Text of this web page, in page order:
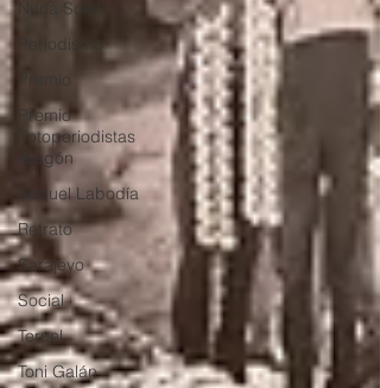
Nuria Soler
Periodismo
Premio
Premio
Fotoperiodistas
Aragón
Raquel Labodía
Retrato
Sarajevo
Social
Teruel
Toni Galán